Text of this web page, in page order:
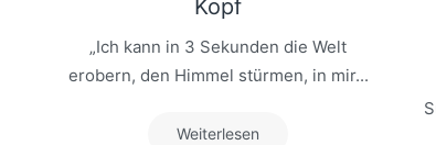
Kopf
„Ich kann in 3 Sekunden die Welt
erobern, den Himmel stürmen, in mir...
Weiterlesen